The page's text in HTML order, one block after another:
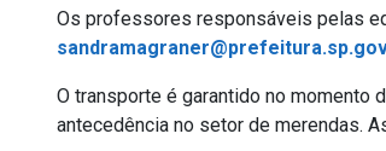
Os professores responsáveis pelas
O transporte é garantido no momento
antecedência no setor de merendas.